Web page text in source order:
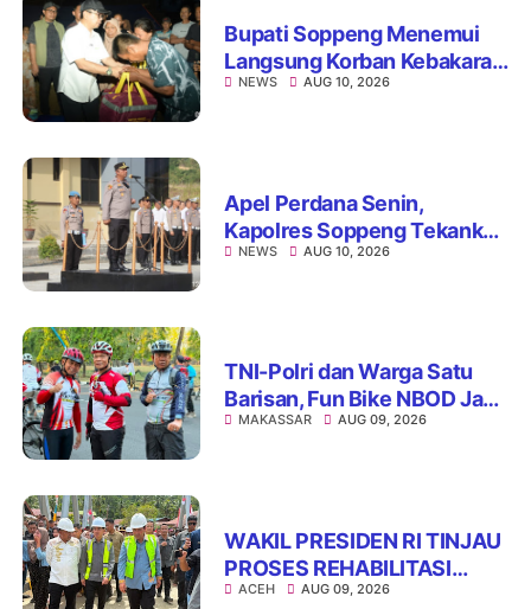
Bupati Soppeng Menemui
Langsung Korban Kebakaran
di Desa Rompegading
NEWS AUG 10, 2026
Apel Perdana Senin,
Kapolres Soppeng Tekankan
Pelayanan Tanpa
NEWS AUG 10, 2026
TNI-Polri dan Warga Satu
Barisan, Fun Bike NBOD Jadi
Ajang Perkuat Kebersamaan
MAKASSAR AUG 09, 2026
WAKIL PRESIDEN RI TINJAU
PROSES REHABILITASI
JEMBATAN LUMUT,
ACEH AUG 09, 2026